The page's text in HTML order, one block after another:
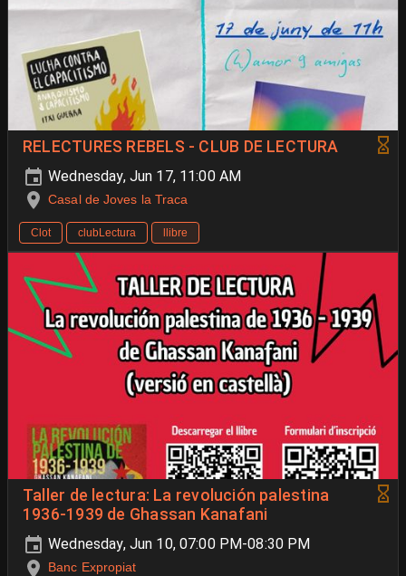
RELECTURES REBELS - CLUB DE LECTURA
Wednesday, Jun 17, 11:00 AM
Casal de Joves la Traca
Clot clubLectura llibre
Taller de lectura: La revolución palestina
1936-1939 de Ghassan Kanafani
Wednesday, Jun 10, 07:00 PM-08:30 PM
Banc Expropiat